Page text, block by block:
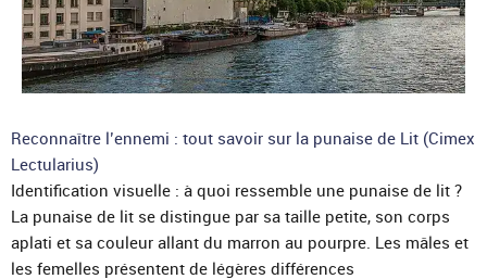
Reconnaître l’ennemi : tout savoir sur la punaise de Lit (Cimex
Lectularius)
Identification visuelle : à quoi ressemble une punaise de lit ?
La punaise de lit se distingue par sa taille petite, son corps
aplati et sa couleur allant du marron au pourpre. Les mâles et
les femelles présentent de légères différences